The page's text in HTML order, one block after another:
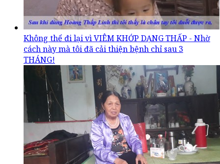
Không thể đi lại vì VIÊM KHỚP DẠNG THẤP - Nhờ
cách này mà tôi đã cải thiện bệnh chỉ sau 3
THÁNG!